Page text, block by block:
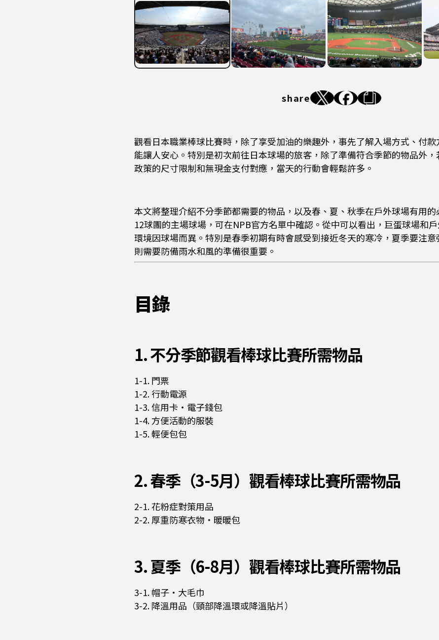
share
觀看日本職業棒球比賽時，除了享受加油的樂趣外，事先了解入場方式、付
能讓人安心。特別是初次前往日本球場的旅客，除了準備符合季節的物品外
政策的尺寸限制和無現金支付對應，當天的行動會輕鬆許多。
本文將整理介紹不分季節都需要的物品，以及春、夏、秋季在戶外球場有用
12球團的主場球場，可在NPB官方名單中確認。從中可以看出，巨蛋球場和
環境因球場而異。特別是春季初期有時會感受到接近冬天的寒冷，夏季要注
則需要防備雨水和風的準備很重要。
目錄
1. 不分季節觀看棒球比賽所需物品
1-1. 門票
1-2. 行動電源
1-3. 信用卡・電子錢包
1-4. 方便活動的服裝
1-5. 輕便包包
2. 春季（3-5月）觀看棒球比賽所需物品
2-1. 花粉症對策用品
2-2. 厚重防寒衣物・暖暖包
3. 夏季（6-8月）觀看棒球比賽所需物品
3-1. 帽子・大毛巾
3-2. 降溫用品（頸部降溫環或降溫貼片）